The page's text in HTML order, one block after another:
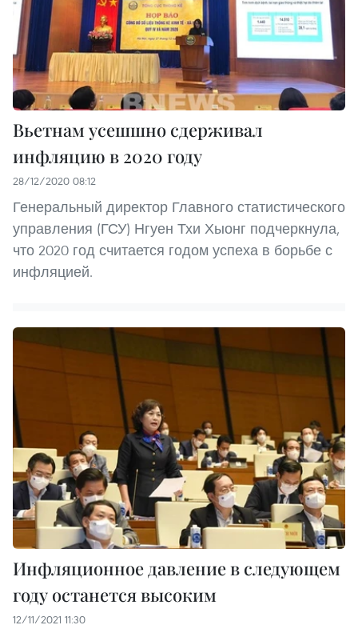
Вьетнам усешшно сдерживал
инфляцию в 2020 году
28/12/2020 08:12
Генеральный директор Главного статистического
управления (ГСУ) Нгуен Тхи Хыонг подчеркнула,
что 2020 год считается годом успеха в борьбе с
инфляцией.
Инфляционное давление в следующем
году останется высоким
12/11/2021 11:30